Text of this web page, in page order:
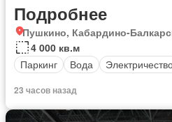
Подробнее
Пушкино, Кабардино-
4 000 кв.м
Паркинг
Вода
23 часов назад